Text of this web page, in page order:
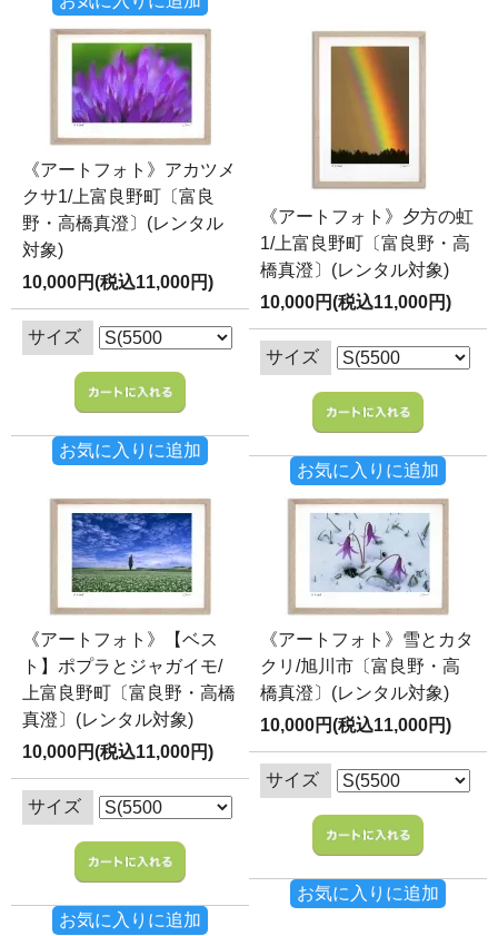
《アートフォト》アカツメ
クサ1/上富良野町〔富良
野・高橋真澄〕(レンタル
対象)
10,000円(税込11,000円)
サイズ
お気に入りに追加
《アートフォト》夕方の虹
1/上富良野町〔富良野・高
橋真澄〕(レンタル対象)
10,000円(税込11,000円)
サイズ
お気に入りに追加
《アートフォト》【ベス
ト】ポプラとジャガイモ/
上富良野町〔富良野・高橋
真澄〕(レンタル対象)
10,000円(税込11,000円)
サイズ
お気に入りに追加
《アートフォト》雪とカタ
クリ/旭川市〔富良野・高
橋真澄〕(レンタル対象)
10,000円(税込11,000円)
サイズ
お気に入りに追加